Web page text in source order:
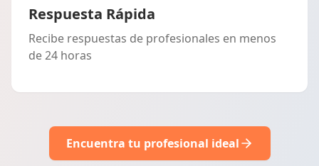
Respuesta Rápida
Recibe respuestas de profesionales en menos
de 24 horas
Encuentra tu profesional ideal